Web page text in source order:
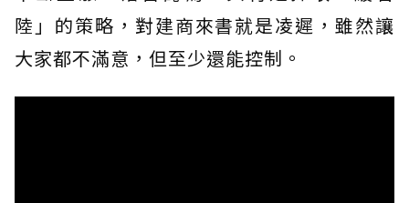
陸」的策略，對建商來書就是凌遲，雖然讓
大家都不滿意，但至少還能控制。